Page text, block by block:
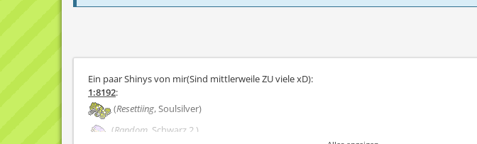
Ein paar Shinys von mir(Sind mittlerweile ZU viele xD):
1:8192:
(Resettiing, Soulsilver)
(Random , Schwarz 2 )